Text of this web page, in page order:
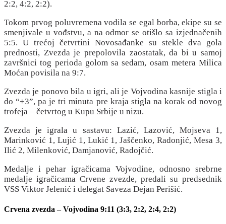
2:2, 4:2, 2:2).
Tokom prvog poluvremena vodila se egal borba, ekipe su se
smenjivale u vođstvu, a na odmor se otišlo sa izjednačenih
5:5. U trećoj četvrtini Novosađanke su stekle dva gola
prednosti, Zvezda je prepolovila zaostatak, da bi u samoj
završnici tog perioda golom sa sedam, osam metera Milica
Moćan povisila na 9:7.
Zvezda je ponovo bila u igri, ali je Vojvodina kasnije stigla i
do “+3”, pa je tri minuta pre kraja stigla na korak od novog
trofeja – četvrtog u Kupu Srbije u nizu.
Zvezda je igrala u sastavu: Lazić, Lazović, Mojseva 1,
Marinković 1, Lujić 1, Lukić 1, Jaščenko, Radonjić, Mesa 3,
Ilić 2, Milenković, Damjanović, Radojčić.
Medalje i pehar igračicama Vojvodine, odnosno srebrne
medalje igračicama Crvene zvezde, predali su predsednik
VSS Viktor Jelenić i delegat Saveza Dejan Perišić.
Crvena zvezda – Vojvodina 9:11 (3:3, 2:2, 2:4, 2:2)